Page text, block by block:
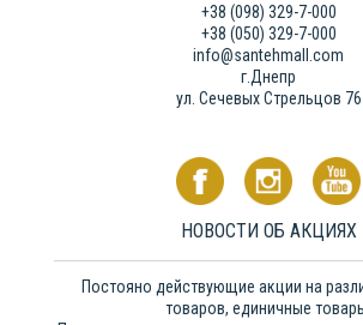
+38 (098) 329-7-000
+38 (050) 329-7-000
info@santehmall.com
г.Днепр
ул. Сечевых Стрельцов 76
НОВОСТИ ОБ АКЦИЯХ
Постояно действующие акции на
товаров, единичные